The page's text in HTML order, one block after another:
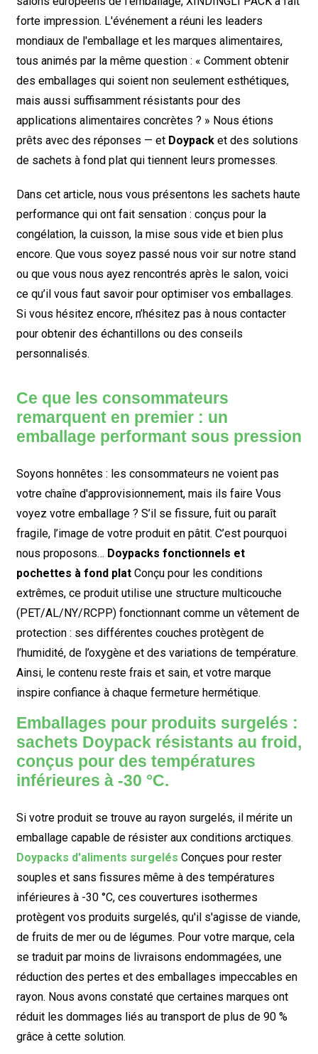
forte impression. L'événement a réuni les leaders
mondiaux de l'emballage et les marques alimentaires,
tous animés par la même question : « Comment obtenir
des emballages qui soient non seulement esthétiques,
mais aussi suffisamment résistants pour des
applications alimentaires concrètes ? » Nous étions
prêts avec des réponses — et Doypack et des solutions
de sachets à fond plat qui tiennent leurs promesses.
Dans cet article, nous vous présentons les sachets haute
performance qui ont fait sensation : conçus pour la
congélation, la cuisson, la mise sous vide et bien plus
encore. Que vous soyez passé nous voir sur notre stand
ou que vous nous ayez rencontrés après le salon, voici
ce qu’il vous faut savoir pour optimiser vos emballages.
Si vous hésitez encore, n’hésitez pas à nous contacter
pour obtenir des échantillons ou des conseils
personnalisés.
Ce que les consommateurs
remarquent en premier : un
emballage performant sous pression
Soyons honnêtes : les consommateurs ne voient pas
votre chaîne d'approvisionnement, mais ils faireVous
voyez votre emballage ? S’il se fissure, fuit ou paraît
fragile, l’image de votre produit en pâtit. C’est pourquoi
nous proposons… Doypacks fonctionnels et
pochettes à fond platConçu pour les conditions
extrêmes, ce produit utilise une structure multicouche
(PET/AL/NY/RCPP) fonctionnant comme un vêtement de
protection : ses différentes couches protègent de
l’humidité, de l’oxygène et des variations de température.
Ainsi, le contenu reste frais et sain, et votre marque
inspire confiance à chaque fermeture hermétique.
Emballages pour produits surgelés :
sachets Doypack résistants au froid,
conçus pour des températures
inférieures à -30 °C.
Si votre produit se trouve au rayon surgelés, il mérite un
emballage capable de résister aux conditions arctiques.
Doypacks d'aliments surgelés Conçues pour rester
souples et sans fissures même à des températures
inférieures à -30 °C, ces couvertures isothermes
protègent vos produits surgelés, qu'il s'agisse de viande,
de fruits de mer ou de légumes. Pour votre marque, cela
se traduit par moins de livraisons endommagées, une
réduction des pertes et des emballages impeccables en
rayon. Nous avons constaté que certaines marques ont
réduit les dommages liés au transport de plus de 90 %
grâce à cette solution.